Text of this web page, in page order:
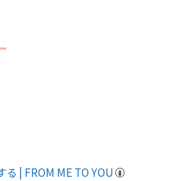
| FROM ME TO YOU